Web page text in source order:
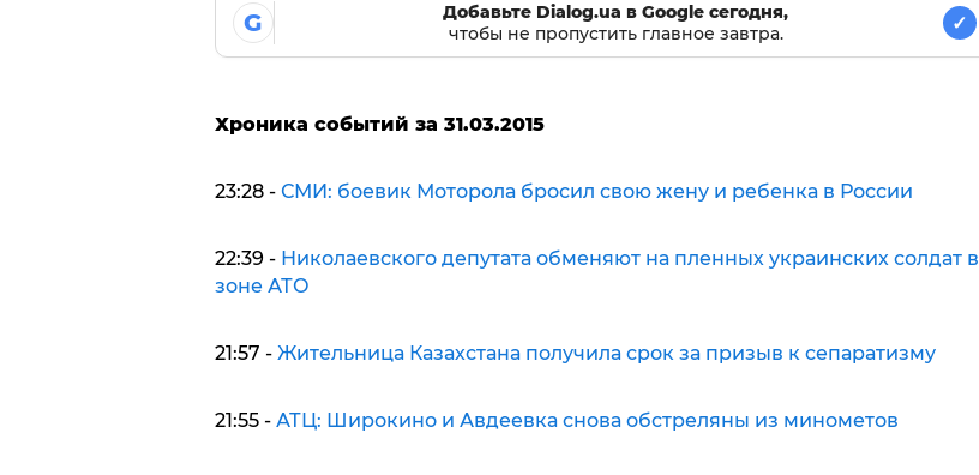
G
Добавьте Dialog.ua в Google сегодня,
чтобы не пропустить главное завтра.
✓
Хроника событий за 31.03.2015
23:28 - СМИ: боевик Моторола бросил свою жену и ребенка в России
22:39 - Николаевского депутата обменяют на пленных украинских солдат в
зоне АТО
21:57 - Жительница Казахстана получила срок за призыв к сепаратизму
21:55 - АТЦ: Широкино и Авдеевка снова обстреляны из минометов